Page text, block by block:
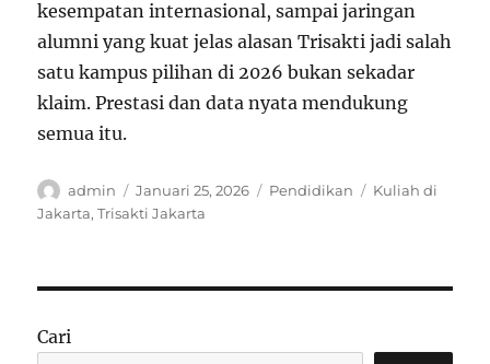
kesempatan internasional, sampai jaringan
alumni yang kuat jelas alasan Trisakti jadi salah
satu kampus pilihan di 2026 bukan sekadar
klaim. Prestasi dan data nyata mendukung
semua itu.
Author
admin
Posted
on
Januari 25, 2026 Categories
Pendidikan Tags
Kuliah di
Jakarta,Trisakti Jakarta
Cari